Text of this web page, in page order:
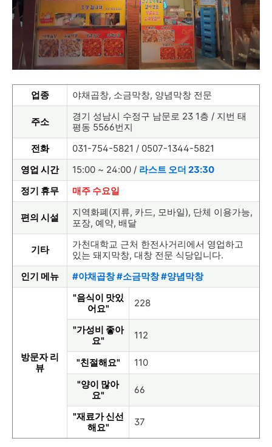
업종 야채곱창, 소금막창, 양념막창 전문
주소
경기 성남시 수정구 남문로 23 1층 / 지번 태
평동 5566번지
전화
031-754-5821 / 0507-1344-5821
영업 시간
15:00 ~ 24:00 / 라스트 오더 23:30
정기 휴무
매주 수요일
편의 시설
지역화폐(지류, 카드, 모바일), 단체 이용가능,
포장, 예약, 배달
기타
가천대학교 근처 한전사거리에서 영업하고
있는 돼지막창, 대창 전문 식당입니다.
인기 메뉴
#야채곱창 #소금막창 #양념막창
방문자 리
뷰
"음식이 맛있
어요"
228
"가성비 좋아
요"
112
"친절해요"
110
"양이 많아
요"
66
"재료가 신선
해요"
37